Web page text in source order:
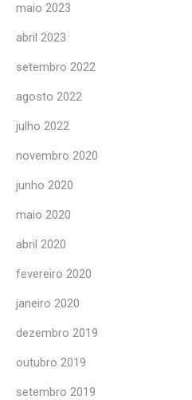
maio 2023
abril 2023
setembro 2022
agosto 2022
julho 2022
novembro 2020
junho 2020
maio 2020
abril 2020
fevereiro 2020
janeiro 2020
dezembro 2019
outubro 2019
setembro 2019